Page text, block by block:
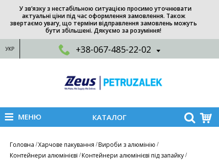
У зв’язку з нестабільною ситуацією просимо уточнювати
актуальні ціни під час оформлення замовлення. Також
звертаємо увагу, що терміни відправлення замовлень можуть
бути збільшені. Дякуємо за розуміння!
УКР +38-067-485-22-02
МЕНЮ КАТАЛОГ
Головна Харчове пакування Вироби з алюмінію
Контейнери алюмінієві Контейнери алюмінієві під запайку